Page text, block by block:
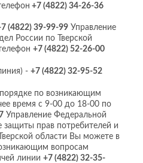
+7 (4822) 34-26-36
(4822) 39-99-99 Управление
России по Тверской
+7 (4822) 52-26-00
- +7 (4822) 32-95-52
по возникающим
время с 9-00 до 18-00 по
Управление Федеральной
прав потребителей и
области Вы можете в
вопросам
линии +7 (4822) 32-35-